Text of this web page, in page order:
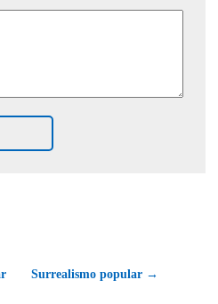
Surrealismo popular →